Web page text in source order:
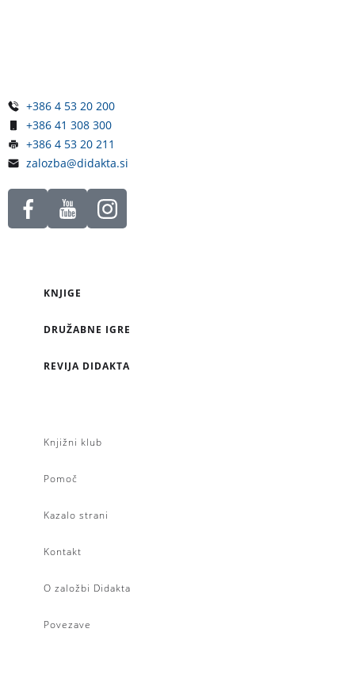
+386 4 53 20 200
+386 41 308 300
+386 4 53 20 211
zalozba@didakta.si
KNJIGE
DRUŽABNE IGRE
REVIJA DIDAKTA
Knjižni klub
Pomoč
Kazalo strani
Kontakt
O založbi Didakta
Povezave